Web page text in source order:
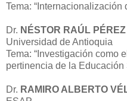
Tema:
Dr. NÉSTOR RAÚL PÉREZ
Universidad de Antioquia
Tema: “Investigación como
pertinencia de la Educación
Dr. RAMIRO ALBERTO